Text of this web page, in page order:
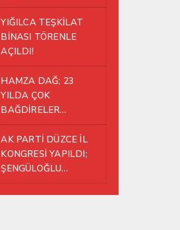
YIĞILCA TEŞKİLAT
BİNASI TÖRENLE
AÇILDI!
HAMZA DAĞ; 23
YILDA ÇOK
BAĞDİRELER
ATLATTIK!
AK PARTİ DÜZCE İL
KONGRESİ YAPILDI;
ŞENGÜLOĞLU
SEÇİLDİ!